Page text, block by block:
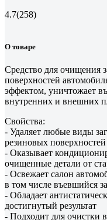
4.7(258)
О товаре
Средство для очищения
поверхностей
эффектом, уничтожает
внутренних и внешних
Свойства:
- Удаляет любые виды
резиновых поверхностей
- Оказывает
очищенные детали от
- Освежает салон
в том числе въевшийся
- Обладает
достигнутый результат
- Подходит для очистки